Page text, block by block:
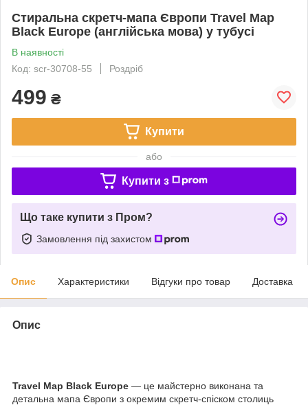
Стиральна скретч-мапа Європи Travel Map
Black Europe (англійська мова) у тубусі
В наявності
Код: scr-30708-55
Роздріб
499 ₴
Купити
або
Купити з
Що таке купити з Пром?
Замовлення під захистом
Опис Характеристики Відгуки про товар Доставка
Опис
Travel Map Black Europe — це майстерно виконана та
детальна мапа Європи з окремим скретч-спіском столиць